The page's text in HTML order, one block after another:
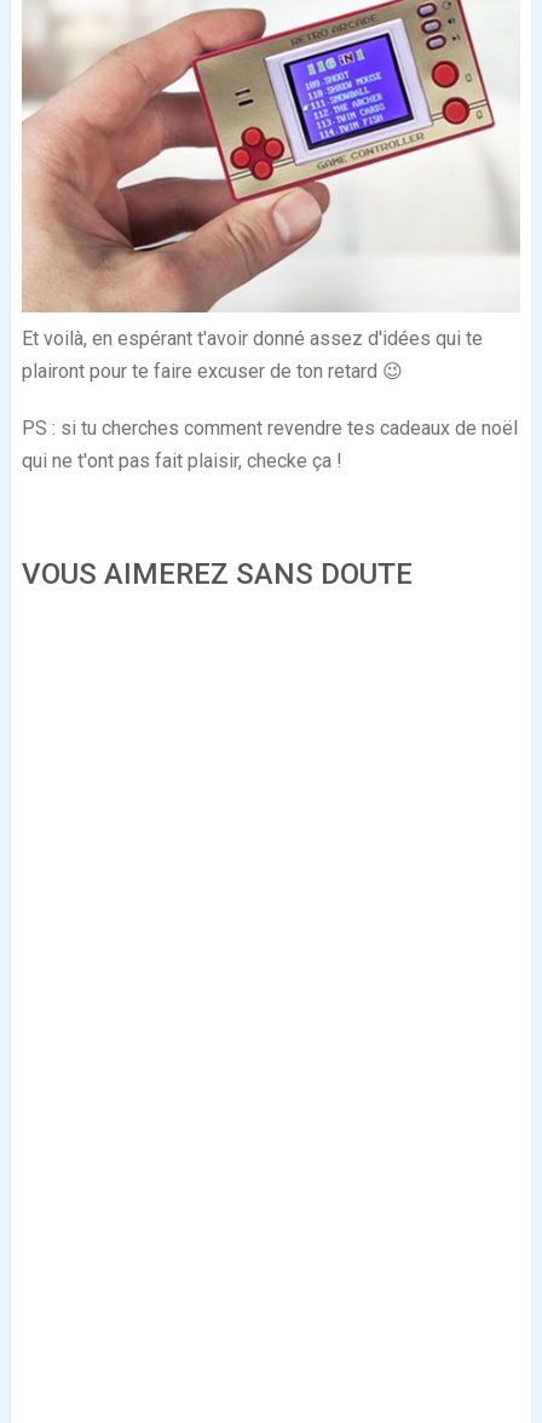
Et voilà, en espérant t'avoir donné assez d'idées qui te
plairont pour te faire excuser de ton retard 😉
PS : si tu cherches comment revendre tes cadeaux de noël
qui ne t'ont pas fait plaisir, checke ça !
VOUS AIMEREZ SANS DOUTE